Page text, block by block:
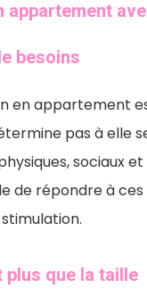
besoins
en appartement
pas à elle
sociaux
de répondre à
que la taille